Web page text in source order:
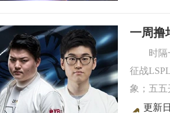
一周撸
时隔
征战
象；五
更新